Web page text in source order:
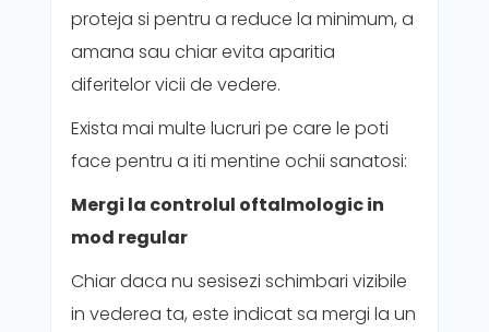
proteja si pentru a reduce la minimum, a
amana sau chiar evita aparitia
diferitelor vicii de vedere.
Exista mai multe lucruri pe care le poti
face pentru a iti mentine ochii sanatosi:
Mergi la controlul oftalmologic in
mod regular
Chiar daca nu sesisezi schimbari vizibile
in vederea ta, este indicat sa mergi la un